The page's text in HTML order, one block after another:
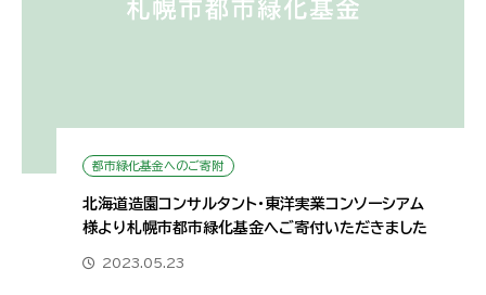
都市緑化基金へのご寄附
北海道造園コンサルタント・東洋実業コンソーシアム
様より札幌市都市緑化基金へご寄付いただきました
2023.05.23